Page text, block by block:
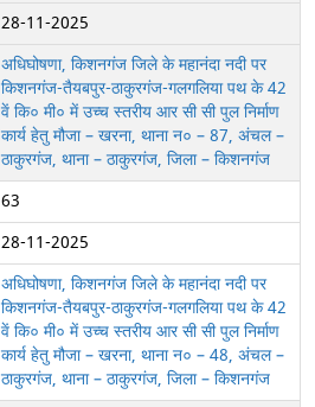
28-11-2025
अधिघोषणा, किशनगंज जिले के महानंदा नदी पर
किशनगंज-तैयबपुर-ठाकुरगंज-गलगलिया पथ के 42
वें कि० मी० में उच्च स्तरीय आर सी सी पुल निर्माण
कार्य हेतु मौजा – खरना, थाना न० – 87, अंचल –
ठाकुरगंज, थाना – ठाकुरगंज, जिला – किशनगंज
63
28-11-2025
अधिघोषणा, किशनगंज जिले के महानंदा नदी पर
किशनगंज-तैयबपुर-ठाकुरगंज-गलगलिया पथ के 42
वें कि० मी० में उच्च स्तरीय आर सी सी पुल निर्माण
कार्य हेतु मौजा – खरना, थाना न० – 48, अंचल –
ठाकुरगंज, थाना – ठाकुरगंज, जिला – किशनगंज